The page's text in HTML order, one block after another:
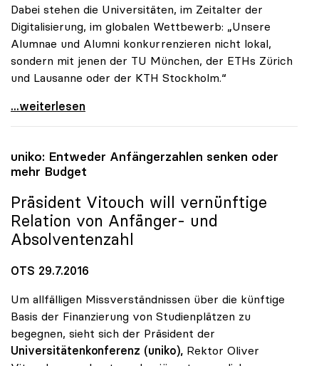
Dabei stehen die Universitäten, im Zeitalter der
Digitalisierung, im globalen Wettbewerb: „Unsere
Alumnae und Alumni konkurrenzieren nicht lokal,
sondern mit jenen der TU München, der ETHs Zürich
und Lausanne oder der KTH Stockholm.“
uniko: Ende des politischen Dornröschenschlafs
...weiterlesen
uniko: Entweder Anfängerzahlen senken oder
mehr Budget
Präsident Vitouch will vernünftige
Relation von Anfänger- und
Absolventenzahl
OTS 29.7.2016
Um allfälligen Missverständnissen über die künftige
Basis der Finanzierung von Studienplätzen zu
begegnen, sieht sich der Präsident der
Universitätenkonferenz (uniko), Rektor Oliver